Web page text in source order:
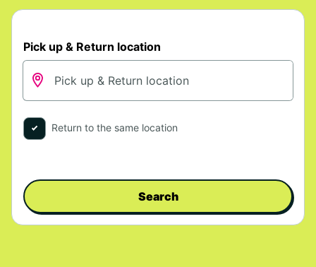
Pick up & Return location
Return to the same location
Search